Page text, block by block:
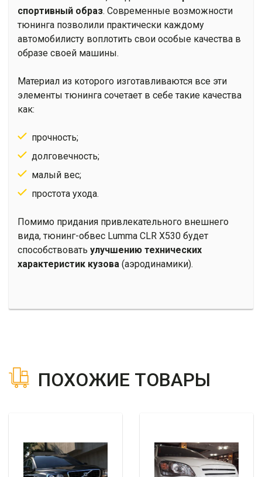
спортивный образ. Современные возможности
тюнинга позволили практически каждому
автомобилисту воплотить свои особые качества в
образе своей машины.
Материал из которого изготавливаются все эти
элементы тюнинга сочетает в себе такие качества
как:
прочность;
долговечность;
малый вес;
простота ухода.
Помимо придания привлекательного внешнего
вида, тюнинг-обвес Lumma CLR X530 будет
способствовать улучшению технических
характеристик кузова (аэродинамики).
ПОХОЖИЕ ТОВАРЫ